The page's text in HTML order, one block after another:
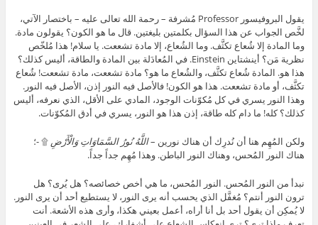
يقول البروفيسور Professor مُشرفة – رحمة الله تعالى عليه – باختصار الآتي،
لخَّص الجواب عن هذا السؤال بكلمتين بليغتين. قال ما هو الكون؟ يقولون مادة.
وما المادة إلا شُعاع تكثَّف. وما الشُعاع، إلا مادة تشععت. يا سلام! هذا مُلخّص
نظرية مَن؟ أينشتاين Einstein. في المُعادَلة بين المادة والطاقة، أليس كذلك؟
هذا هو. المادة شُعاع تكثَّف، والشُعاع ما هو؟ مادة تشععت، مادة تشععت! شُعاع
تكثَّف، أو مادة تشععت. هذا هو الكون! فالأصل فيه النور إذن، الأصل فيه النور.
وهذا النور يسري في كل مُكوّنات الوجود، المادي على الأقل، الذي نعرفه، أليس
كذلك؟ كله! ما دام كله طاقة، إذن هذا هو النور، يسري في أدق المُكوّنات.
ولكن المُهِم هنا أن نُدرِك أن هناك نورين –اللَّهُ نُورُ السَّمَاوَاتِ وَالْأَرْضِ ۩ -؛
هناك النور المُحس، وهناك النور الباطن. وهذا مُهِم جداً جداً.
نبدأ من النور المُحس. النور المُحس، ما هي أخص خصائصه؟ هل يُرى؟ هل
ترون النور أنتم؟ مُغفَّل الذي يحسب أنه يرى النور، لا يستطيع أحد أن يرى النور.
لا يُمكِن أن يقول أحد بل أنا أراه، أعمل بعيني هكذا، وأرى هذه الأشعة. أنت